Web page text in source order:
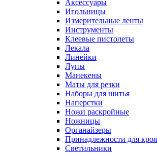
Аксессуары
Игольницы
Измерительные ленты
Инструменты
Клеевые пистолеты
Лекала
Линейки
Лупы
Манекены
Маты для резки
Наборы для шитья
Наперстки
Ножи раскройные
Ножницы
Органайзеры
Принадлежности для кроя
Светильники